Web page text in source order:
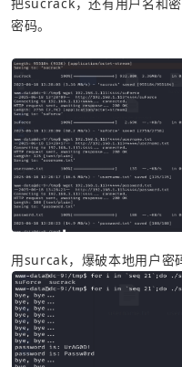
密码。
用surcak，爆破本地用户密